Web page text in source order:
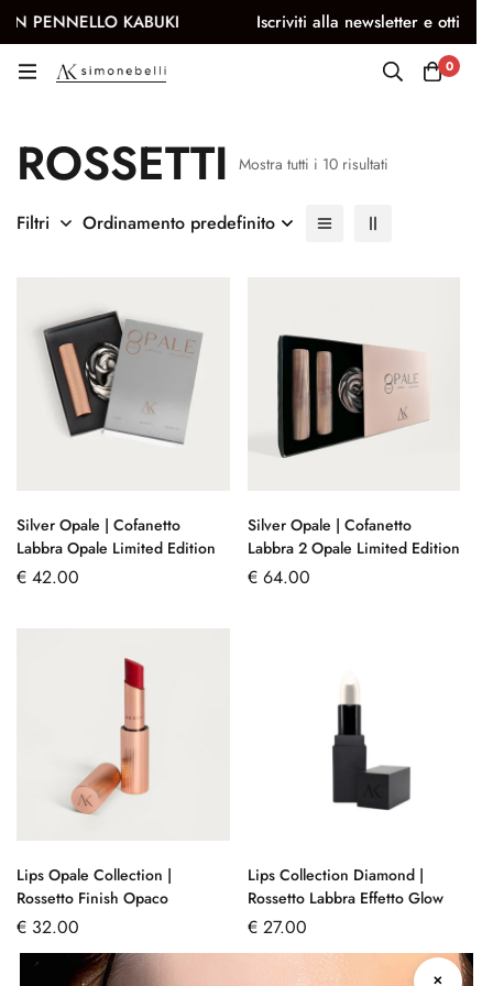
KABUKI Iscriviti alla newsletter e ottieni il
0
ROSSETTI Mostra tutti i 10 risultati
Filtri Ordinamento predefinito
Silver Opale | Cofanetto
Labbra Opale Limited Edition
€ 42.00
Silver Opale | Cofanetto
Labbra 2 Opale Limited Edition
€64.00
Lips Opale Collection |
Rossetto Finish Opaco
€ 32.00
Lips Collection Diamond |
Rossetto Labbra Effetto Glow
€27.00
✕